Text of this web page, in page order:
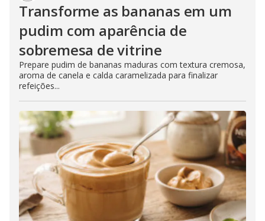
Transforme as bananas em um
pudim com aparência de
sobremesa de vitrine
Prepare pudim de bananas maduras com textura cremosa,
aroma de canela e calda caramelizada para finalizar
refeições...